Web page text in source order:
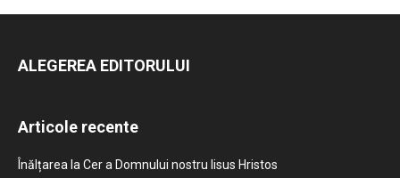
ALEGEREA EDITORULUI
Articole recente
Înălțarea la Cer a Domnului nostru Iisus Hristos